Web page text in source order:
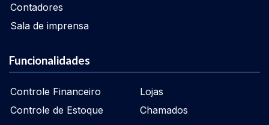
Contadores
Sala de imprensa
Funcionalidades
Controle Financeiro
Controle de Estoque
Lojas
Chamados